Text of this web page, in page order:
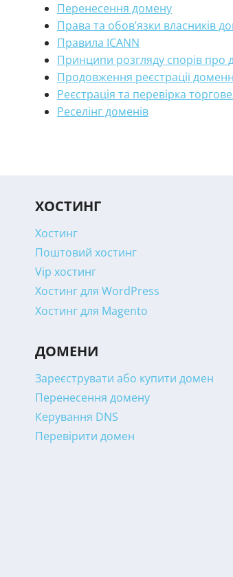
Перенесення домену
Права та обов’язки власників
Правила ICANN
Принципи розгляду спорів про
Продовження реєстрації
Реєстрація та перевірка
Реселінг доменів
ХОСТИНГ
Хостинг
Поштовий хостинг
Vip хостинг
Хостинг для WordPress
Хостинг для Magento
ДОМЕНИ
Зареєструвати або купити домен
Перенесення домену
Керування DNS
Перевірити домен